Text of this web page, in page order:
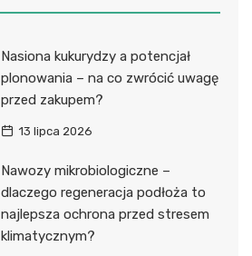
Nasiona kukurydzy a potencjał
plonowania – na co zwrócić uwagę
przed zakupem?
13 lipca 2026
Nawozy mikrobiologiczne –
dlaczego regeneracja podłoża to
najlepsza ochrona przed stresem
klimatycznym?